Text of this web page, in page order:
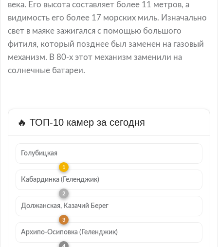
века. Его высота составляет более 11 метров, а
видимость его более 17 морских миль. Изначально
свет в маяке зажигался с помощью большого
фитиля, который позднее был заменен на газовый
механизм. В 80-х этот механизм заменили на
солнечные батареи.
🔥 ТОП-10 камер за сегодня
Голубицкая
Кабардинка (Геленджик)
Должанская, Казачий Берег
Архипо-Осиповка (Геленджик)